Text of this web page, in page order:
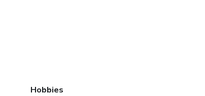
Hobbies